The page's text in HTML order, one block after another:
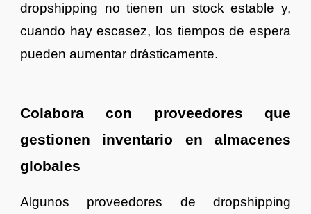
dropshipping no tienen un stock estable y,
cuando hay escasez, los tiempos de espera
pueden aumentar drásticamente.
Colabora con proveedores que
gestionen inventario en almacenes
globales
Algunos proveedores de dropshipping